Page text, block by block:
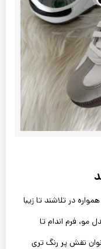
در تلاشند تا زیبا
مو، فرم اندام تا
نقش پر رنگ تری